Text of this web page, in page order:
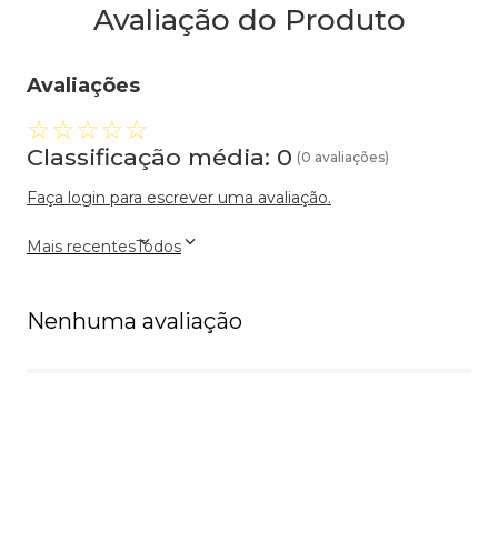
Avaliação do Produto
Avaliações
☆☆☆☆☆
Classificação média: 0 (0 avaliações)
Faça login para escrever uma avaliação.
Mais recentesTodos
Nenhuma avaliação